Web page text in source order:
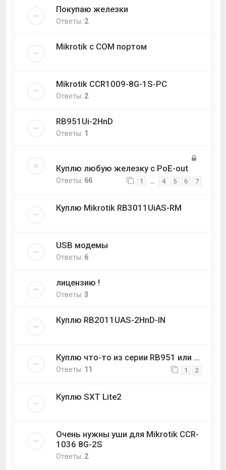
Покупаю железки
Ответы: 2
Mikrotik с COM портом
Mikrotik CCR1009-8G-1S-PC
Ответы: 2
RB951Ui-2HnD
Ответы: 1
Куплю любую железку с PoE-out
Ответы: 66 1 4 5 6 7
Куплю Mikrotik RB3011UiAS-RM
USB модемы
Ответы: 6
лицензию !
Ответы:3
Куплю RB2011UAS-2HnD-IN
Куплю что-то из серии RB951 или ...
Ответы: 11 1 2
Куплю SXT Lite2
Очень нужны уши для Mikrotik CCR-
1036 8G-2S
Ответы: 2